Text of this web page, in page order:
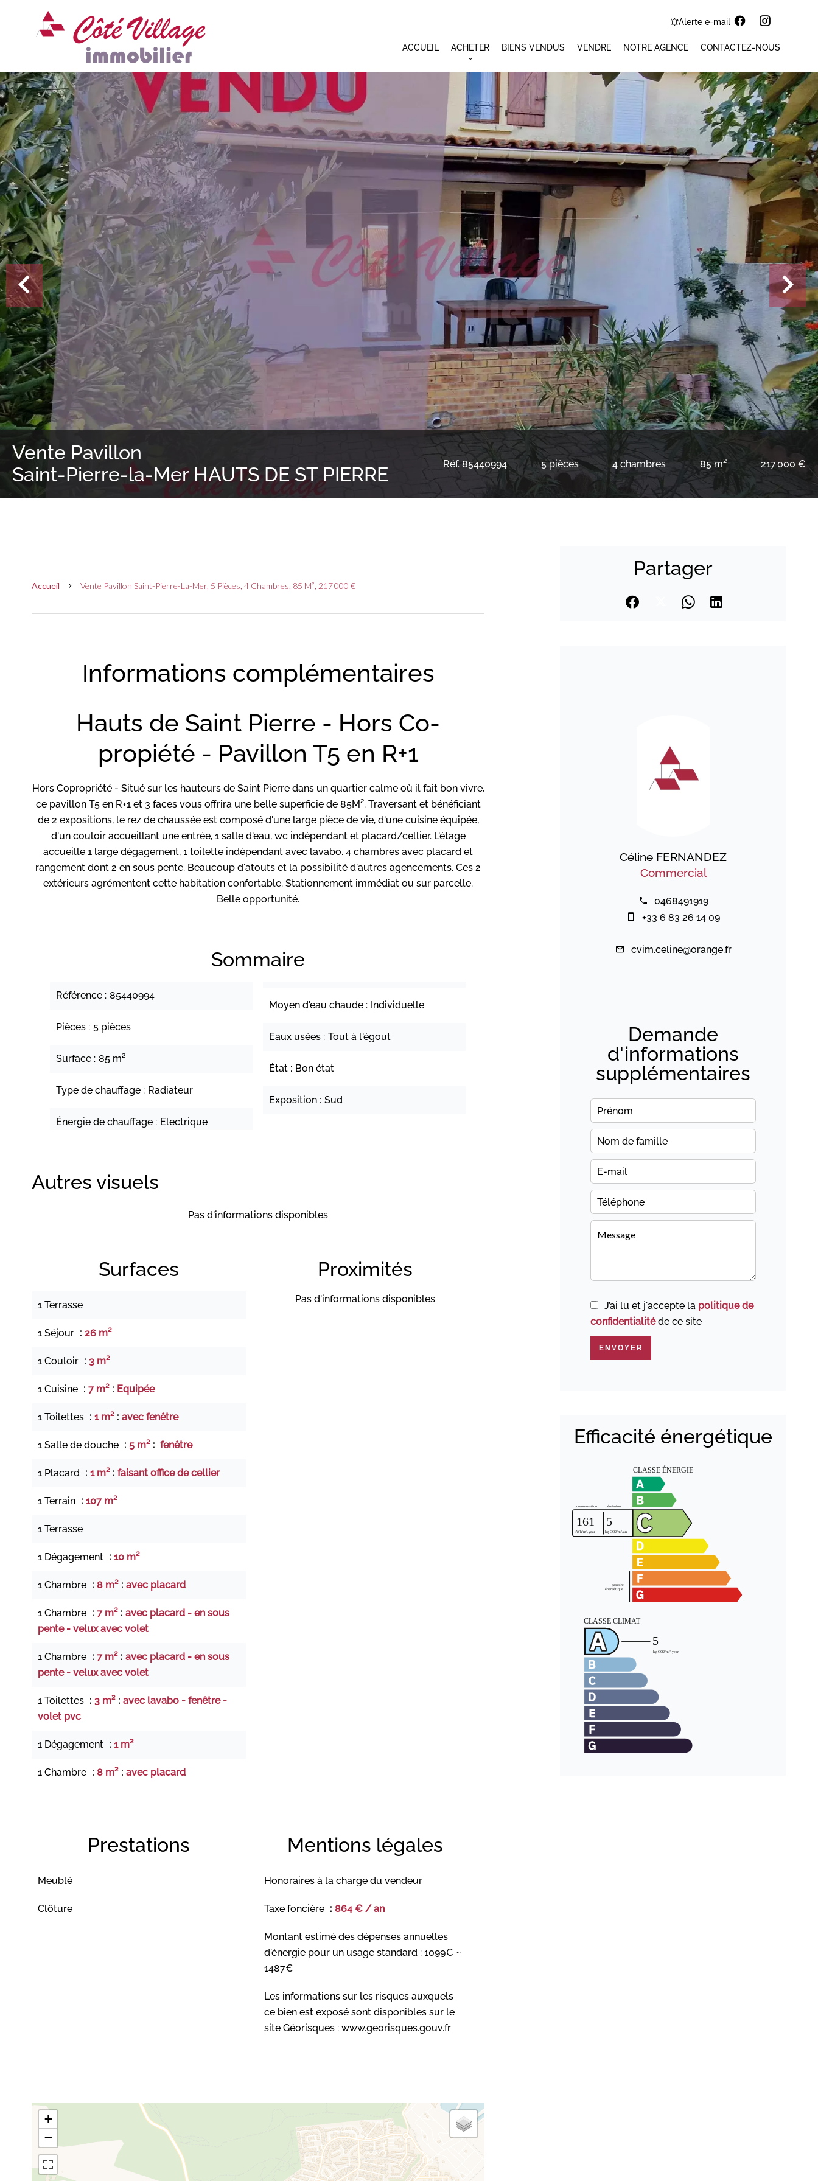
Alerte e-mail
ACCUEIL ACHETER BIENS VENDUS VENDRE NOTRE AGENCE CONTACTEZ-NOUS
Vente Pavillon
Saint-Pierre-la-Mer HAUTS DE ST PIERRE
Réf. 85440994 5 pièces 4 chambres 85 m² 217 000 €
Accueil Vente Pavillon Saint-Pierre-La-Mer, 5 Pièces, 4 Chambres, 85 M², 217 000 €
Informations complémentaires
Hauts de Saint Pierre - Hors Co-
propiété - Pavillon T5 en R+1
Hors Copropriété - Situé sur les hauteurs de Saint Pierre dans un quartier calme où il fait bon vivre,
ce pavillon T5 en R+1 et 3 faces vous offrira une belle superficie de 85M². Traversant et bénéficiant
de 2 expositions, le rez de chaussée est composé d'une large pièce de vie, d'une cuisine équipée,
d'un couloir accueillant une entrée, 1 salle d'eau, wc indépendant et placard/cellier. L'étage
accueille 1 large dégagement, 1 toilette indépendant avec lavabo. 4 chambres avec placard et
rangement dont 2 en sous pente. Beaucoup d'atouts et la possibilité d'autres agencements. Ces 2
extérieurs agrémentent cette habitation confortable. Stationnement immédiat ou sur parcelle.
Belle opportunité.
Sommaire
Référence 85440994
Pièces 5 pièces
Surface 85 m²
Type de chauffage Radiateur
Énergie de chauffage Electrique
Moyen d'eau chaude Individuelle
Eaux usées Tout à l'égout
État Bon état
Exposition Sud
Autres visuels
Pas d'informations disponibles
Surfaces
1 Terrasse
1 Séjour 26 m²
1 Couloir 3 m²
1 Cuisine 7 m² Equipée
1 Toilettes 1 m² avec fenêtre
1 Salle de douche 5 m² fenêtre
1 Placard 1 m² faisant office de cellier
1 Terrain 107 m²
1 Terrasse
1 Dégagement 10 m²
1 Chambre 8 m² avec placard
1 Chambre 7 m²
avec placard - en sous
pente - velux avec volet
1 Chambre 7 m²
avec placard - en sous
pente - velux avec volet
1 Toilettes 3 m²
avec lavabo - fenêtre -
volet pvc
1 Dégagement 1 m²
1 Chambre 8 m² avec placard
Proximités
Pas d'informations disponibles
Prestations
Meublé
Clôture
Mentions légales
Honoraires à la charge du vendeur
Taxe foncière 864 € / an
Montant estimé des dépenses annuelles
d'énergie pour un usage standard : 1099€ ~
1487€
Les informations sur les risques auxquels
ce bien est exposé sont disponibles sur le
site Géorisques : www.georisques.gouv.fr
+
−
Partager
Céline FERNANDEZ
Commercial
0468491919
+33 6 83 26 14 09
cvim.celine@orange.fr
Demande
d'informations
supplémentaires
J’ai lu et j'accepte la politique de
confidentialitéde ce site
ENVOYER
Efficacité énergétique